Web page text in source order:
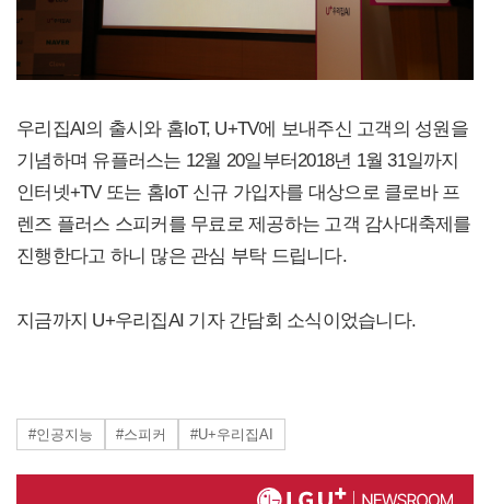
우리집AI의 출시와 홈IoT, U+TV에 보내주신 고객의 성원을
기념하며 유플러스는 12월 20일부터2018년 1월 31일까지
인터넷+TV 또는 홈IoT 신규 가입자를 대상으로 클로바 프
렌즈 플러스 스피커를 무료로 제공하는 고객 감사대축제를
진행한다고 하니 많은 관심 부탁 드립니다.
지금까지 U+우리집AI 기자 간담회 소식이었습니다.
#인공지능 #스피커 #U+우리집AI